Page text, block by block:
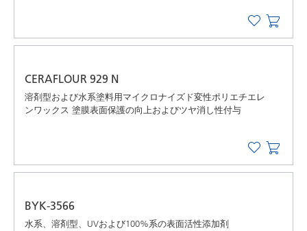
CERAFLOUR 929 N
溶剤型および水系塗料用マイクロナイズド変性ポリエチエレ
ンワックス 塗膜表面保護の向上およびツヤ消し性付与
BYK-3566
水系、溶剤型、UVおよび100%系の表面活性添加剤